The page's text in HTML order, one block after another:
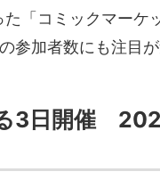
「コミックマーケ
参加者数にも注目が
3日開催